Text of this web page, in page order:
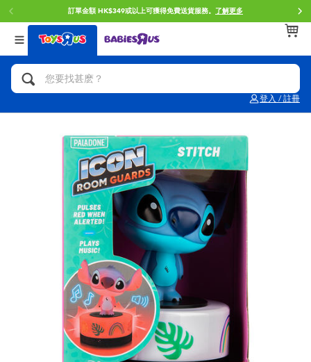
訂單金額 HK$349或以上可獲得免費送貨服務。 了解更多
登入 / 註冊
返回
分類目錄
人氣英雄,角色扮演,射擊玩具
拼砌組合及樂高LEGO
玩具車,貨車,火車及遙控系列
手工藝,文具,蠟筆,泥膠,畫板
娃娃, 芭比,收藏公仔
電子玩具
遊戲及拼圖系列
返回
品牌
Brunch Brother 早午餐兄弟
Spider-Man蜘蛛俠
Mini Brands
Play-Doh培樂多
Pokemon寶可夢
playpop
LEGO樂高
返回
年齢
0~2歳
5~7歳
8~11歳
12~14歳
14歳以上